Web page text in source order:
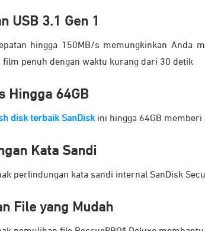
USB 3.1 Gen 1
hingga 150MB/s memungkinkan Anda
film penuh dengan waktu kurang dari 30 detik
Hingga 64GB
disk terbaik SanDiskini hingga 64GB memberi
Kata Sandi
perlindungan kata sandi internal SanDisk
File yang Mudah